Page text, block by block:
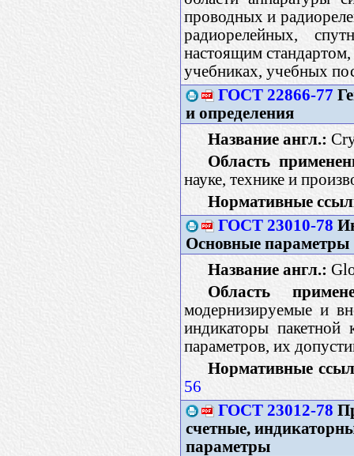
проводных и
радиорелейных,
настоящим
учебниках, учебных
ГОСТ 22866-77
и определения
Название англ.:
Область
науке, технике и
Нормативные
ГОСТ 23010-78
Основные параметры
Название англ.:
Область
модернизируемые и
индикаторы пакетной
параметров, их
Нормативные
56
ГОСТ 23012-78
счетные,
параметры